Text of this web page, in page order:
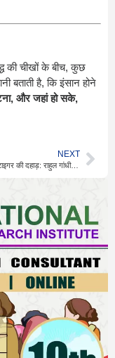
की चीखों के बीच, कुछ
बताती है, कि इंसान होने
और जहां हो सके,
NEXT
“संसद में गूंजा टाइगर की दहाड़: राहुल गांधी का ऑपरेशन सिंदूर पर तीखा हमला”